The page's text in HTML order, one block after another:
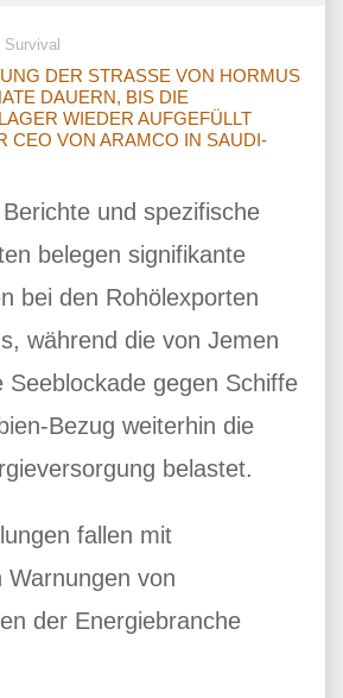
Survival
DER STRASSE VON HORMUS
DAUERN, BIS DIE
WIEDER AUFGEFÜLLT
CEO VON ARAMCO IN SAUDI-
und spezifische
belegen signifikante
bei den Rohölexporten
während die von Jemen
Seeblockade gegen Schiffe
Bezug weiterhin die
belastet.
fallen mit
Warnungen von
der Energiebranche